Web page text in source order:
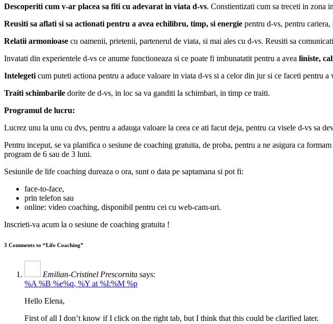
Descoperiti cum v-ar placea sa fiti cu adevarat in viata d-vs. Constientizati cum sa treceti in zona
Reusiti sa aflati si sa actionati pentru a avea echilibru, timp, si energie pentru d-vs, pentru
Relatii armonioase cu oamenii, prietenii, partenerul de viata, si mai ales cu d-vs. Reusiti sa
Invatati din experientele d-vs ce anume functioneaza si ce poate fi imbunatatit pentru a avea liniste,
Intelegeti cum puteti actiona pentru a aduce valoare in viata d-vs si a celor din jur si ce faceti pentru a
Traiti schimbarile dorite de d-vs, in loc sa va ganditi la schimbari, in timp ce traiti.
Programul de lucru:
Lucrez unu la unu cu dvs, pentru a adauga valoare la ceea ce ati facut deja, pentru ca visele d-vs sa
Pentru inceput, se va planifica o sesiune de coaching gratuita, de proba, pentru a ne asigura ca
program de 6 sau de 3 luni.
Sesiunile de life coaching dureaza o ora, sunt o data pe saptamana si pot fi:
face-to-face,
prin telefon sau
online: video coaching, disponibil pentru cei cu web-cam-uri.
Inscrieti-va acum la o sesiune de coaching gratuita !
3 Comments to “Life Coaching”
Emilian-Cristinel Prescornita says:
%A %B %e%q, %Y at %I:%M %p
Hello Elena,
First of all I don’t know if I click on the right tab, but I think that this could be clarified later.